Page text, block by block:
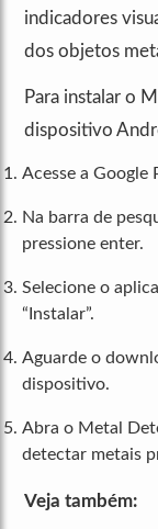
indicadores
dos objetos
Para instalar o
dispositivo
Acesse a Google
Na barra de
pressione enter.
Selecione o
“Instalar”.
Aguarde o
dispositivo.
Abra o Metal
detectar metais
Veja também: